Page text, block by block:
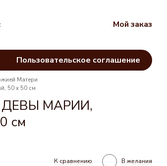
Мой заказ
Пользовательское соглашение
Матери
50 х 50 см
МАРИИ,
см
К сравнению В желания